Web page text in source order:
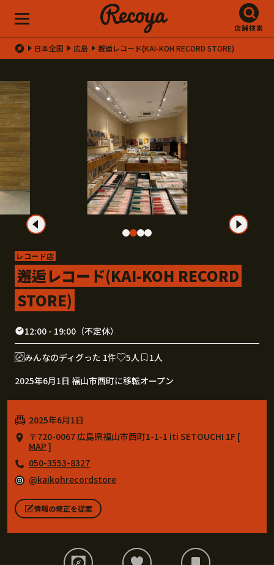
店舗検索
日本全国 広島 邂逅レコード(KAI-KOH RECORD STORE)
レコード店
邂逅レコード(KAI-KOH RECORD
STORE)
12:00 - 19:00（不定休）
みんなのディグった 1件 5人
1人
2025年6月1日 福山市西町に移転オープン
2025年6月1日
〒720-0067 広島県福山市西町1-1-1 iti SETOUCHI 1F [
MAP ]
050-3553-8327
@kaikohrecordstore
情報の修正を提案